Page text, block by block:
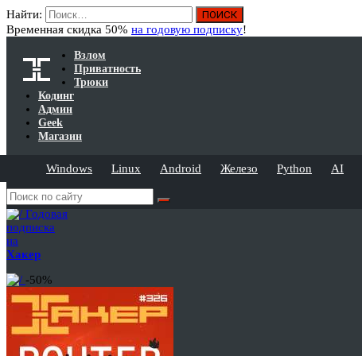
Найти:
Временная скидка 50% на годовую подписку!
Взлом
Приватность
Трюки
Кодинг
Админ
Geek
Магазин
Windows Linux Android Железо Python AI
Годовая
подписка
на
Хакер
-50%